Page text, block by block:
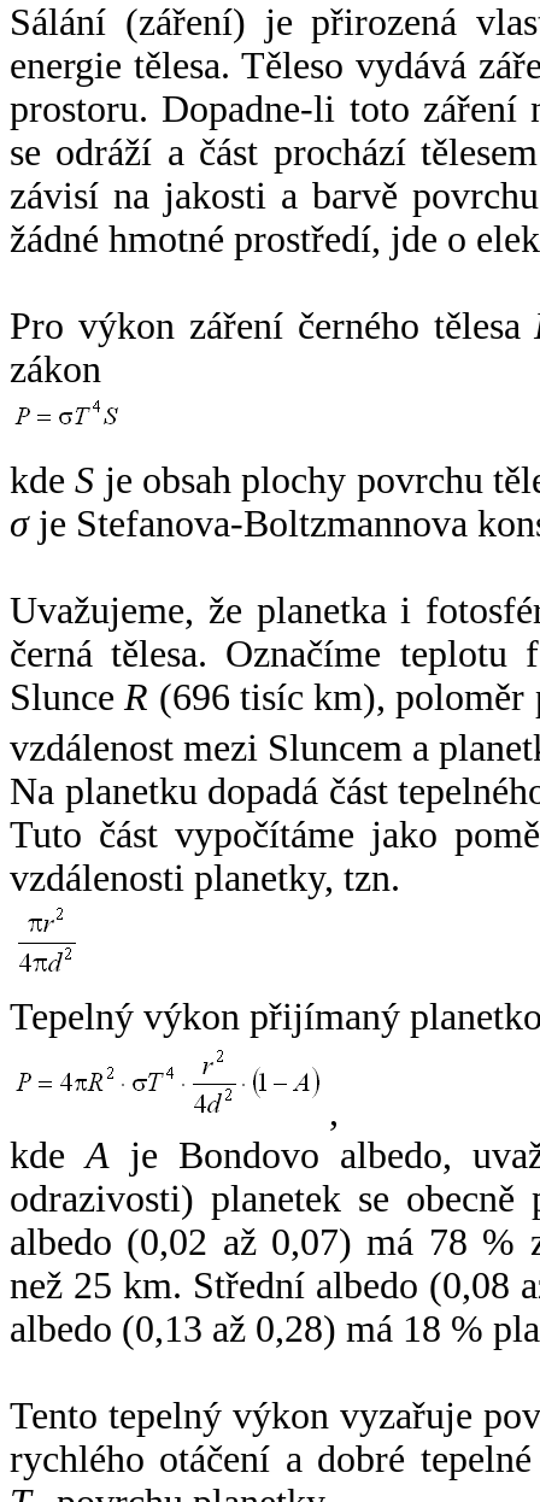
Sálání (záření) je přirozená
energie tělesa. Těleso vydává
prostoru. Dopadne-li toto záření
se odráží a část prochází
závisí na jakosti a barvě
žádné hmotné prostředí, jde o
Pro výkon záření černého tělesa
zákon
kdeS je obsah plochy povrchu
σje Stefanova-Boltzmannova
Uvažujeme, že planetka i
černá tělesa. Označíme
SlunceR (696 tisíc km),
vzdálenost mezi Sluncem a
Na planetku dopadá část
Tuto část vypočítáme jako
vzdálenosti planetky, tzn.
Tepelný výkon přijímaný
,
kdeA je Bondovo albedo,
odrazivosti) planetek se
albedo (0,02 až 0,07) má 78 %
než 25 km. Střední albedo (0,08
albedo (0,13 až 0,28) má 18 %
Tento tepelný výkon vyzařuje
rychlého otáčení a dobré